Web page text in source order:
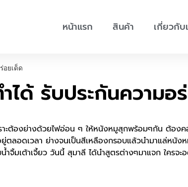
หน้าแรก สินค้า เกี่ยวกับ
อยเด็ด
ด้ รับประกันความอ
ะต้องย่างด้วยไฟอ่อน ๆ ให้หนังหมูสุกพร้อมๆกัน ต้องค
ลอดเวลา ย่างจนเป็นสีเหลืองกรอบแล้วนำมาแล่หนัง
มเต้าเจี้ยว วันนี้ สุมาลี ได้นำสูตรต่างๆมาแจก ใครจะ